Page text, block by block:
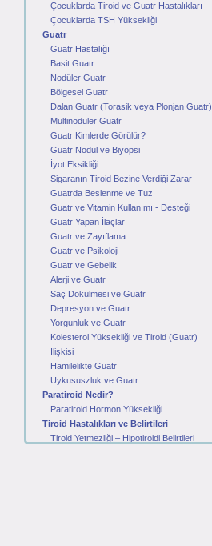
Çocuklarda Tiroid ve Guatr Hastalıkları
Çocuklarda TSH Yüksekliği
Guatr
Guatr Hastalığı
Basit Guatr
Nodüler Guatr
Bölgesel Guatr
Dalan Guatr (Torasik veya Plonjan Guatr)
Multinodüler Guatr
Guatr Kimlerde Görülür?
Guatr Nodül ve Biyopsi
İyot Eksikliği
Sigaranın Tiroid Bezine Verdiği Zarar
Guatrda Beslenme ve Tuz
Guatr ve Vitamin Kullanımı - Desteği
Guatr Yapan İlaçlar
Guatr ve Zayıflama
Guatr ve Psikoloji
Guatr ve Gebelik
Alerji ve Guatr
Saç Dökülmesi ve Guatr
Depresyon ve Guatr
Yorgunluk ve Guatr
Kolesterol Yüksekliği ve Tiroid (Guatr)
İlişkisi
Hamilelikte Guatr
Uykususzluk ve Guatr
Paratiroid Nedir?
Paratiroid Hormon Yüksekliği
Tiroid Hastalıkları ve Belirtileri
Tiroid Yetmezliği – Hipotiroidi Belirtileri